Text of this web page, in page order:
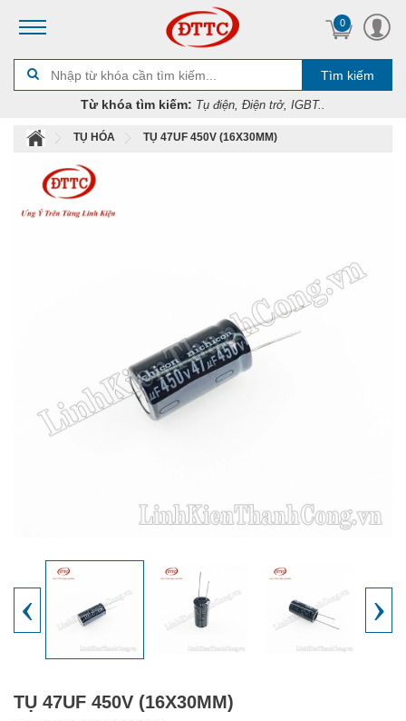
0
Tìm kiếm
Từ khóa tìm kiếm: Tụ điện, Điện trở, IGBT..
TỤ HÓA TỤ 47UF 450V (16X30MM)
‹ ›
TỤ 47UF 450V (16X30MM)